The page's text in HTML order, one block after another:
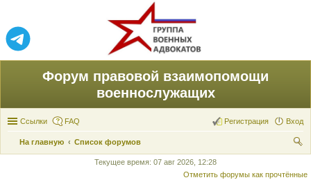
Форум правовой взаимопомощи
военнослужащих
Ссылки FAQ Вход
Регистрация
На главную
Список форумов
ск
Текущее время: 07 авг 2026, 12:28
Отметить форумы как прочтённые